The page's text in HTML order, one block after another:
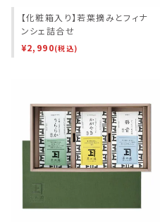
【化粧箱入り】若葉摘みとフィナ
ンシェ詰合せ
¥2,990(税込)